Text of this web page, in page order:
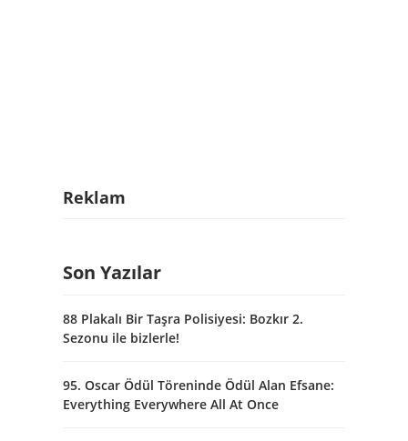
Reklam
Son Yazılar
88 Plakalı Bir Taşra Polisiyesi: Bozkır 2.
Sezonu ile bizlerle!
95. Oscar Ödül Töreninde Ödül Alan Efsane:
Everything Everywhere All At Once